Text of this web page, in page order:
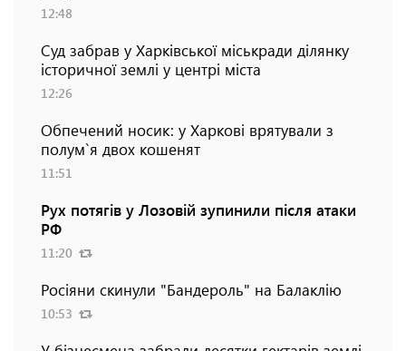
12:48
Суд забрав у Харківської міськради ділянку
історичної землі у центрі міста
12:26
Обпечений носик: у Харкові врятували з
полум`я двох кошенят
11:51
Рух потягів у Лозовій зупинили після атаки
РФ
11:20
Росіяни скинули "Бандероль" на Балаклію
10:53